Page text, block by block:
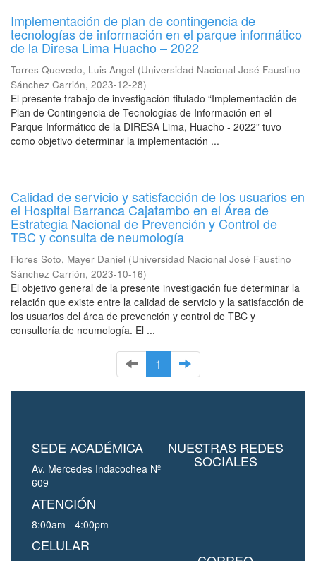
Implementación de plan de contingencia de
tecnologías de información en el parque informático
de la Diresa Lima Huacho – 2022
Torres Quevedo, Luis Angel (Universidad Nacional José Faustino
Sánchez Carrión, 2023-12-28)
El presente trabajo de investigación titulado “Implementación de
Plan de Contingencia de Tecnologías de Información en el
Parque Informático de la DIRESA Lima, Huacho - 2022” tuvo
como objetivo determinar la implementación ...
Calidad de servicio y satisfacción de los usuarios en
el Hospital Barranca Cajatambo en el Área de
Estrategia Nacional de Prevención y Control de
TBC y consulta de neumología
Flores Soto, Mayer Daniel (Universidad Nacional José Faustino
Sánchez Carrión, 2023-10-16)
El objetivo general de la presente investigación fue determinar la
relación que existe entre la calidad de servicio y la satisfacción de
los usuarios del área de prevención y control de TBC y
consultoría de neumología. El ...
1
SEDE ACADÉMICA
Av. Mercedes Indacochea Nº
609
ATENCIÓN
8:00am - 4:00pm
CELULAR
NUESTRAS REDES
SOCIALES